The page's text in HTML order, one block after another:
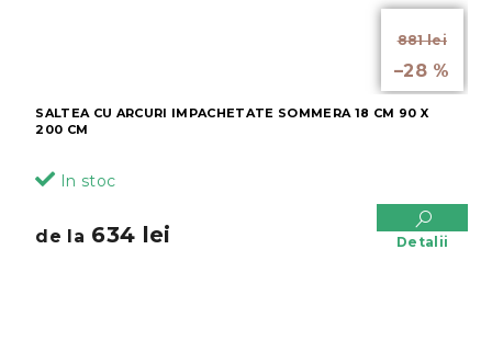
881 lei
–28 %
SALTEA CU ARCURI IMPACHETATE SOMMERA 18 CM 90 X
200 CM
In stoc
de la 634 lei Detalii